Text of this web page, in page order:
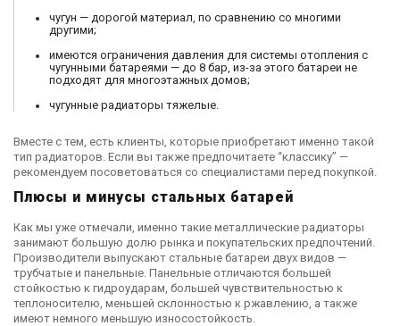
чугун — дорогой материал, по сравнению со многими
другими;
имеются ограничения давления для системы отопления с
чугунными батареями — до 8 бар, из-за этого батареи не
подходят для многоэтажных домов;
чугунные радиаторы тяжелые.
Вместе с тем, есть клиенты, которые приобретают именно такой
тип радиаторов. Если вы также предпочитаете “классику” —
рекомендуем посоветоваться со специалистами перед покупкой.
Плюсы и минусы стальных батарей
Как мы уже отмечали, именно такие металлические радиаторы
занимают большую долю рынка и покупательских предпочтений.
Производители выпускают стальные батареи двух видов —
трубчатые и панельные. Панельные отличаются большей
стойкостью к гидроударам, большей чувствительностью к
теплоносителю, меньшей склонностью к ржавлению, а также
имеют немного меньшую износостойкость.